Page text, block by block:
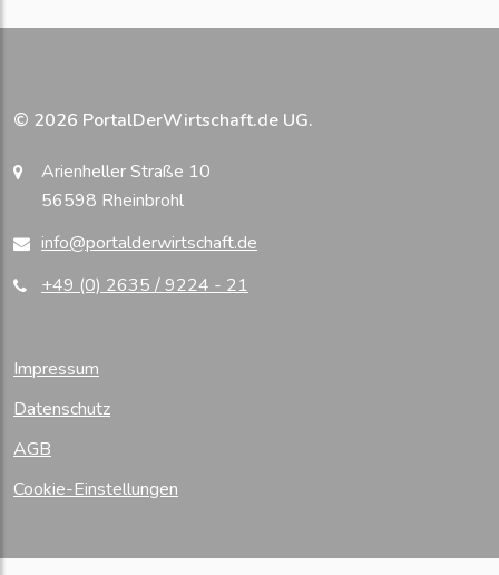
© 2026 PortalDerWirtschaft.de UG.
Arienheller Straße 10
56598 Rheinbrohl
info@portalderwirtschaft.de
+49 (0) 2635 / 9224 - 21
Impressum
Datenschutz
AGB
Cookie-Einstellungen